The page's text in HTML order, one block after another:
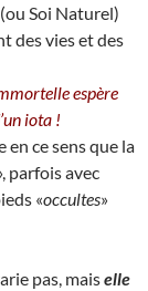
Soi Naturel)
des vies et des
espère
iota !
en ce sens que la
parfois avec
«occultes»
pas, maiselle